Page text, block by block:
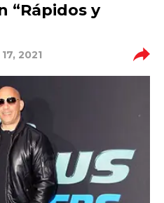
“Rápidos y
2021